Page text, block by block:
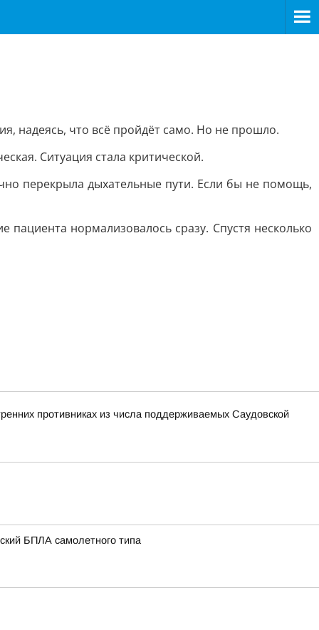
надеясь, что всё пройдёт само. Но не прошло.
Ситуация стала критической.
перекрыла дыхательные пути. Если бы не помощь,
нормализовалось сразу. Спустя несколько
противниках из числа поддерживаемых Саудовской
БПЛА самолетного типа